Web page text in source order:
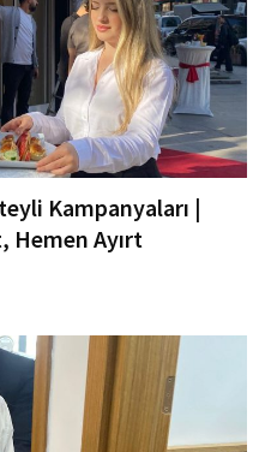
Kampanyaları |
Hemen Ayırt